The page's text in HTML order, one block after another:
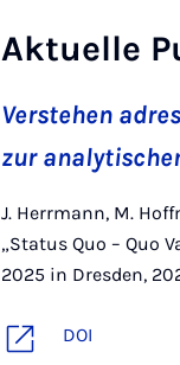
Aktuelle
Verstehen
zur
J. Herrmann, M.
„Status Quo – Quo
2025 in Dresden,
DOI